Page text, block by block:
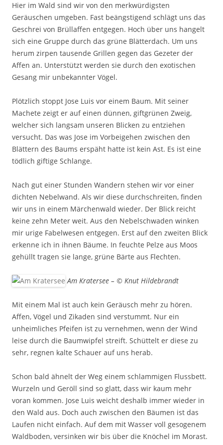
Hier im Wald sind wir von den merkwürdigsten
Geräuschen umgeben. Fast beängstigend schlägt uns das
Geschrei von Brüllaffen entgegen. Hoch über uns hangelt
sich eine Gruppe durch das grüne Blätterdach. Um uns
herum zirpen tausende Grillen gegen das Gezeter der
Affen an. Unterstützt werden sie durch den exotischen
Gesang mir unbekannter Vögel.
Plötzlich stoppt Jose Luis vor einem Baum. Mit seiner
Machete zeigt er auf einen dünnen, giftgrünen Zweig,
welcher sich langsam unseren Blicken zu entziehen
versucht. Das was Jose im Vorbeigehen zwischen den
Blättern des Baums erspäht hatte ist kein Ast. Es ist eine
tödlich giftige Schlange.
Nach gut einer Stunden Wandern stehen wir vor einer
dichten Nebelwand. Als wir diese durchschreiten, finden
wir uns in einem Märchenwald wieder. Der Blick reicht
keine zehn Meter weit. Aus den Nebelschwaden winken
mir urige Fabelwesen entgegen. Erst auf den zweiten Blick
erkenne ich in ihnen Bäume. In feuchte Pelze aus Moos
gehüllt tragen sie lange, grüne Bärte aus Flechten.
Am Kratersee – © Knut Hildebrandt
Mit einem Mal ist auch kein Geräusch mehr zu hören.
Affen, Vögel und Zikaden sind verstummt. Nur ein
unheimliches Pfeifen ist zu vernehmen, wenn der Wind
leise durch die Baumwipfel streift. Schüttelt er diese zu
sehr, regnen kalte Schauer auf uns herab.
Schon bald ähnelt der Weg einem schlammigen Flussbett.
Wurzeln und Geröll sind so glatt, dass wir kaum mehr
voran kommen. Jose Luis weicht deshalb immer wieder in
den Wald aus. Doch auch zwischen den Bäumen ist das
Laufen nicht einfach. Auf dem mit Wasser voll gesogenem
Waldboden, versinken wir bis über die Knöchel im Morast.